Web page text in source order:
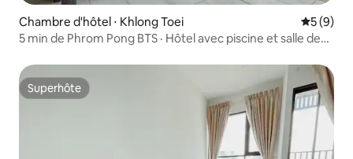
Chambre d'hôtel ⋅ Khlong Toei
5 (9)
5 min de Phrom Pong BTS · Hôtel avec piscine et salle de
Superhôte
Superhôte